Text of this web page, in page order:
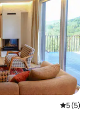
Średnia
5 (5)